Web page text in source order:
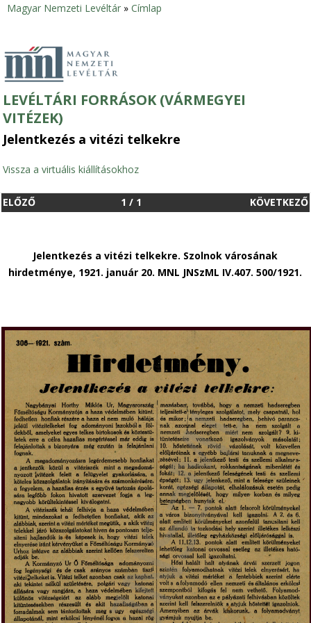
Jelenlegi
hely
Magyar Nemzeti Levéltár » Címlap
LEVÉLTÁRI FORRÁSOK (VÁRMEGYEI
VITÉZEK)
Jelentkezés a vitézi telkekre
Vissza a virtuális kiállításokhoz
ELŐZŐ KÖVETKEZŐ
1 / 1
Jelentkezés a vitézi telkekre. Szolnok városának
hirdetménye, 1921. január 20. MNL JNSzML IV.407. 500/1921.